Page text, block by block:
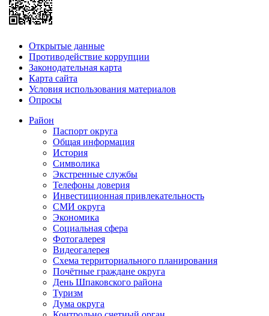
Открытые данные
Противодействие коррупции
Законодательная карта
Карта сайта
Условия использования материалов
Опросы
Район
Паспорт округа
Общая информация
История
Символика
Экстренные службы
Телефоны доверия
Инвестиционная привлекательность
СМИ округа
Экономика
Социальная сфера
Фотогалерея
Видеогалерея
Схема территориального планирования
Почётные граждане округа
День Шпаковского района
Туризм
Дума округа